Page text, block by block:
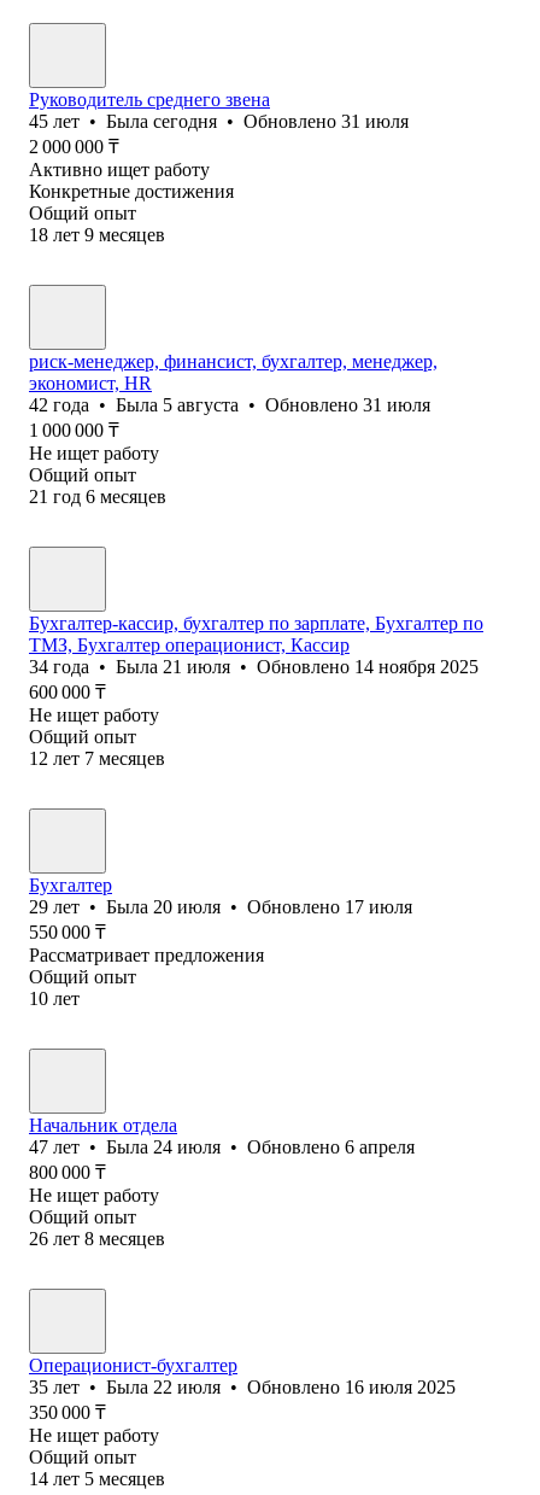
Руководитель среднего звена
45 лет • Была сегодня • Обновлено 31 июля
2 000 000 ₸
Активно ищет работу
Конкретные достижения
Общий опыт
18 лет 9 месяцев
риск-менеджер, финансист, бухгалтер, менеджер,
экономист, HR
42 года • Была 5 августа • Обновлено 31 июля
1 000 000 ₸
Не ищет работу
Общий опыт
21 год 6 месяцев
Бухгалтер-кассир, бухгалтер по зарплате, Бухгалтер по
ТМЗ, Бухгалтер операционист, Кассир
34 года • Была 21 июля • Обновлено 14 ноября 2025
600 000 ₸
Не ищет работу
Общий опыт
12 лет 7 месяцев
Бухгалтер
29 лет • Была 20 июля • Обновлено 17 июля
550 000 ₸
Рассматривает предложения
Общий опыт
10 лет
Начальник отдела
47 лет • Была 24 июля • Обновлено 6 апреля
800 000 ₸
Не ищет работу
Общий опыт
26 лет 8 месяцев
Операционист-бухгалтер
35 лет • Была 22 июля • Обновлено 16 июля 2025
350 000 ₸
Не ищет работу
Общий опыт
14 лет 5 месяцев